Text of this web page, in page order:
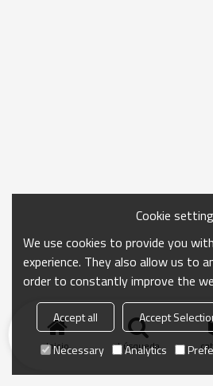
Inicio búsqueda
Cookie
We use cookies to provide you
experience. They also allow us to
order to constantly improve the
Accept all Accept
Necessary
Analytics